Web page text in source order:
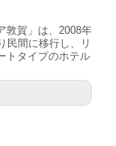
敦賀」は、2008年
民間に移行し、リ
トタイプのホテル